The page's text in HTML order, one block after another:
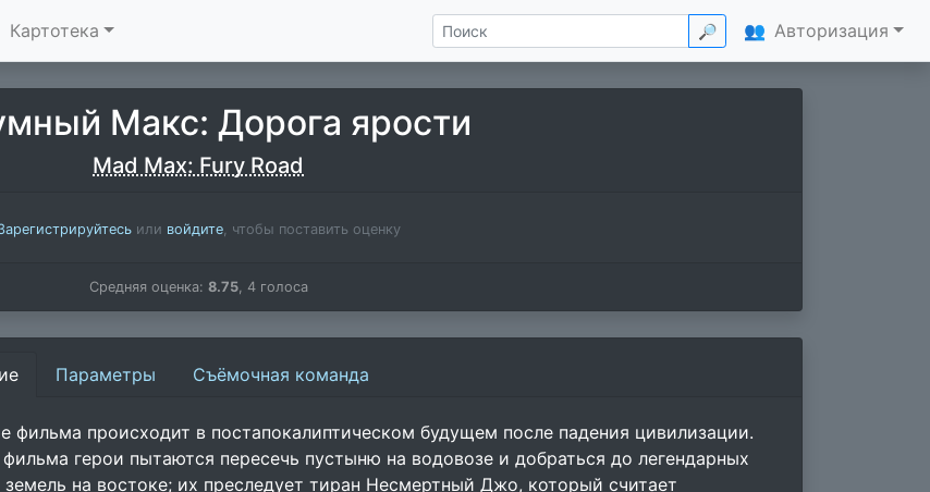
Картотека 🔎 👥 Авторизация
Макс: Дорога ярости
Mad Max: Fury Road
или войдите, чтобы поставить оценку
Средняя оценка: 8.75, 4голоса
Параметры Съёмочная команда
фильма происходит в постапокалиптическом будущем после падения цивилизации.
герои пытаются пересечь пустыню на водовозе и добраться до легендарных
земель на востоке; их преследует тиран Несмертный Джо, который считает